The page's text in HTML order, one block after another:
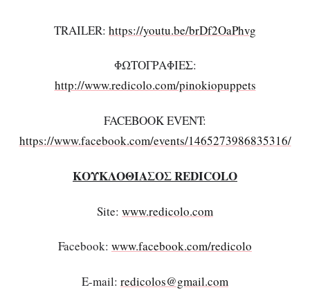
TRAILER: https://youtu.be/brDf2OaPhvg
ΦΩΤΟΓΡΑΦΙΕΣ:
http://www.redicolo.com/pinokiopuppets
FACEBOOK EVENT:
https://www.facebook.com/events/1465273986835316/
ΚΟΥΚΛΟΘΙΑΣΟΣREDICOLO
Site: www.redicolo.com
Facebook: www.facebook.com/redicolo
E-mail: redicolos@gmail.com